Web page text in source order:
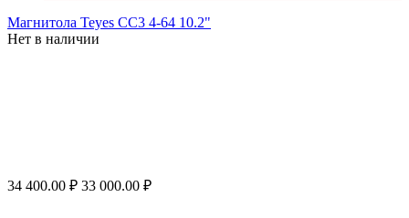
Магнитола Teyes CC3 4-64 10.2"
Нет в наличии
34 400.00 ₽ 33 000.00 ₽